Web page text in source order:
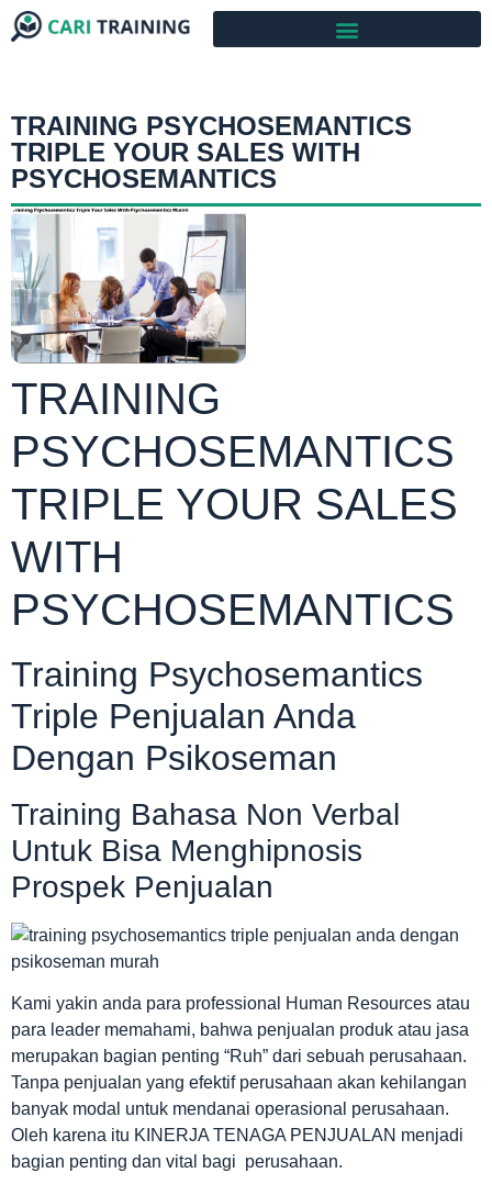
TRAINING PSYCHOSEMANTICS
TRIPLE YOUR SALES WITH
PSYCHOSEMANTICS
TRAINING
PSYCHOSEMANTICS
TRIPLE YOUR SALES
WITH
PSYCHOSEMANTICS
Training Psychosemantics
Triple Penjualan Anda
Dengan Psikoseman
Training Bahasa Non Verbal
Untuk Bisa Menghipnosis
Prospek Penjualan
Kami yakin anda para professional Human Resources atau
para leader memahami, bahwa penjualan produk atau jasa
merupakan bagian penting “Ruh” dari sebuah perusahaan.
Tanpa penjualan yang efektif perusahaan akan kehilangan
banyak modal untuk mendanai operasional perusahaan.
Oleh karena itu KINERJA TENAGA PENJUALAN menjadi
bagian penting dan vital bagi perusahaan.